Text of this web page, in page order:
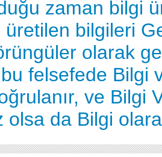
zaman bilgi
üretilen bilgileri
olarak
felsefede Bilgi
ve Bilgi
olsa da Bilgi